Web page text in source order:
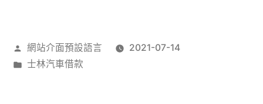
作
者:
網站介面預設語言
2021-07-14
分
士林汽車借款